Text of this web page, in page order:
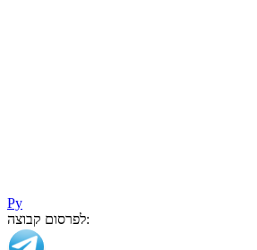
Ру
לפרסום קבוצה: